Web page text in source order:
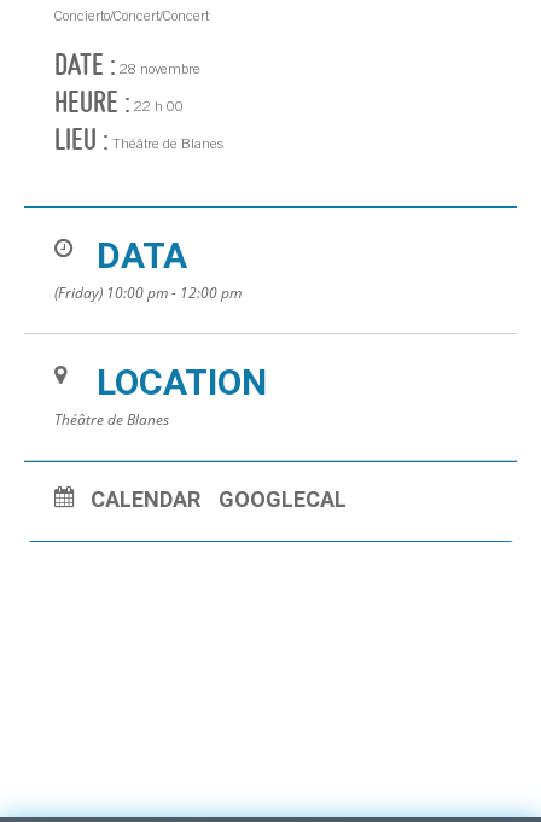
Concierto/Concert/Concert
DATE : 28 novembre
HEURE : 22 h 00
LIEU : Théâtre de Blanes
DATA
(Friday) 10:00 pm - 12:00 pm
LOCATION
Théâtre de Blanes
CALENDAR GOOGLECAL